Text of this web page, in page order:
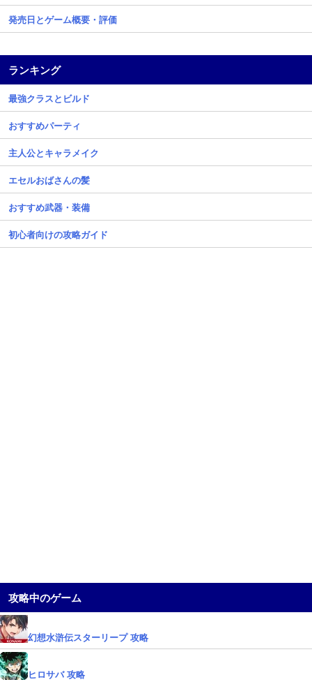
発売日とゲーム概要・評価
ランキング
最強クラスとビルド
おすすめパーティ
主人公とキャラメイク
エセルおばさんの髪
おすすめ武器・装備
初心者向けの攻略ガイド
攻略中のゲーム
幻想水滸伝スターリープ 攻略
ヒロサバ 攻略